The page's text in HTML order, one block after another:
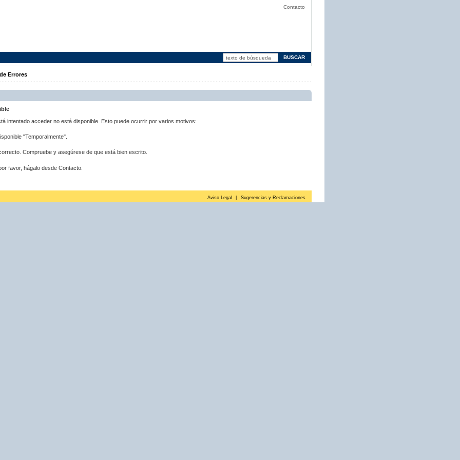
Contacto
Errores
intentado acceder no está disponible. Esto puede ocurrir por varios motivos:
"Temporalmente".
Compruebe y asegúrese de que está bien escrito.
favor, hágalo desde Contacto.
Aviso Legal Sugerencias y Reclamaciones